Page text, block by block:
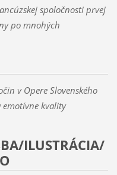
spoločnosti prvej
po mnohých
v Opere Slovenského
emotívne kvality
ILUSTRÁCIA/